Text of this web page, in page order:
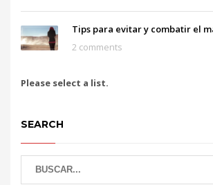
Tips para evitar y combatir el
2 comments
Please select a list.
SEARCH